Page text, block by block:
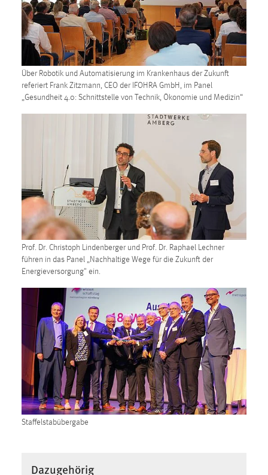
Über Robotik und Automatisierung im Krankenhaus der Zukunft
referiert Frank Zitzmann, CEO der IFOHRA GmbH, im Panel
„Gesundheit 4.0: Schnittstelle von Technik, Ökonomie und Medizin“
Prof. Dr. Christoph Lindenberger und Prof. Dr. Raphael Lechner
führen in das Panel „Nachhaltige Wege für die Zukunft der
Energieversorgung" ein.
Staffelstabübergabe
Dazugehörig